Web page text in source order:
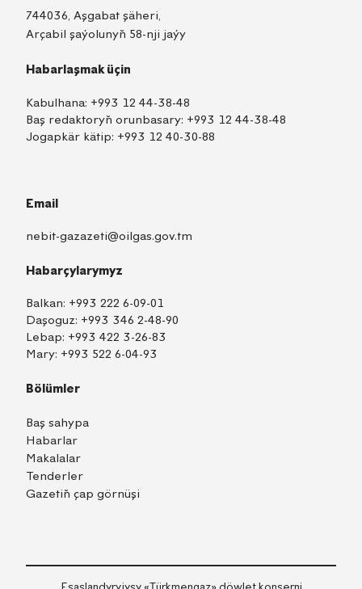
744036, Aşgabat şäheri,
Arçabil şaýolunyň 58-nji jaýy
Habarlaşmak üçin
Kabulhana: +993 12 44-38-48
Baş redaktoryň orunbasary: +993 12 44-38-48
Jogapkär kätip: +993 12 40-30-88
Email
nebit-gazazeti@oilgas.gov.tm
Habarçylarymyz
Balkan: +993 222 6-09-01
Daşoguz: +993 346 2-48-90
Lebap: +993 422 3-26-83
Mary: +993 522 6-04-93
Bölümler
Baş sahypa
Habarlar
Makalalar
Tenderler
Gazetiň çap görnüşi